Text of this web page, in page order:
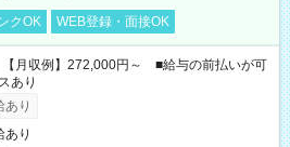
クOK WEB登録・面接OK
月収例】272,000円～ ■給与の前払いが可
あり
あり
あり